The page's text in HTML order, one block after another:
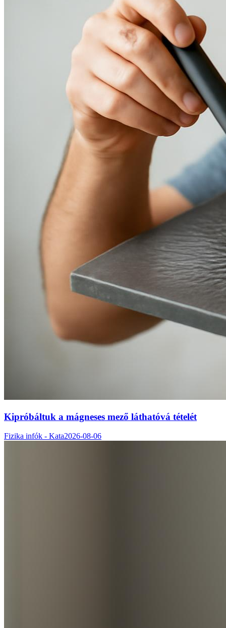
Kipróbáltuk a mágneses mező láthatóvá tételét
Fizika infók - Kata2026-08-06